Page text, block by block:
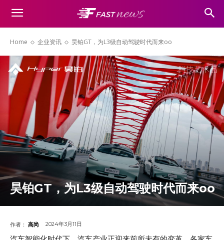
Home 企业资讯 昊铂GT，为L3级自动驾驶时代而来oo
昊铂GT，为L3级自动驾驶时代而来oo
作者： 高尚 2024年3月11日